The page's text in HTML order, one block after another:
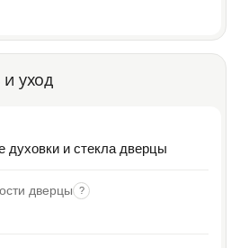
и уход
духовки и стекла дверцы
дверцы ?